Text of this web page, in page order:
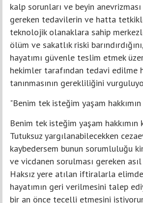
kalp sorunları ve beyin anevrizması
gereken tedavilerin ve hatta
teknolojik olanaklara sahip
ölüm ve sakatlık riski
hayatımı güvenle teslim etmek
hekimler tarafından tedavi edilme
tanınmasının gerekliliğini
"Benim tek isteğim yaşam hakkımın
Benim tek isteğim yaşam hakkımın
Tutuksuz yargılanabilecekken
kaybedersem bunun sorumluluğu
ve vicdanen sorulması gereken
Haksız yere atılan iftiralarla
hayatımın geri verilmesini talep
bir an önce tecelli etmesini